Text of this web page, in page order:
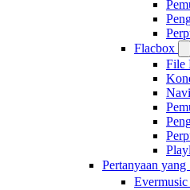
Flacbox
File
Pertanyaan
Evermusic